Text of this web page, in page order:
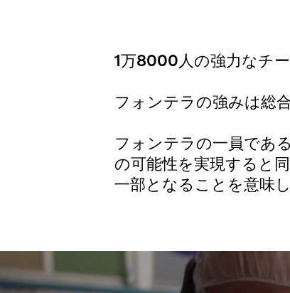
1万8000人の強力なチ
フォンテラの強みは総合
フォンテラの一員であ
の可能性を実現すると
一部となることを意味し